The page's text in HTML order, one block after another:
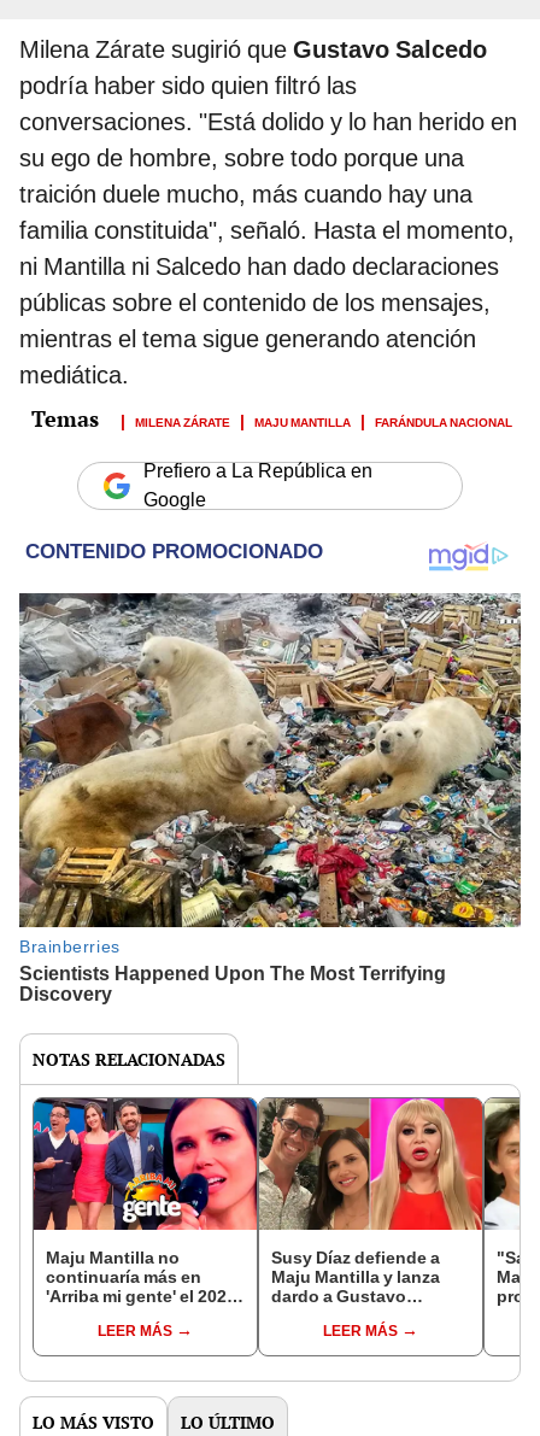
Milena Zárate sugirió que Gustavo Salcedo
podría haber sido quien filtró las
conversaciones. "Está dolido y lo han herido en
su ego de hombre, sobre todo porque una
traición duele mucho, más cuando hay una
familia constituida", señaló. Hasta el momento,
ni Mantilla ni Salcedo han dado declaraciones
públicas sobre el contenido de los mensajes,
mientras el tema sigue generando atención
mediática.
MILENA ZÁRATE MAJU MANTILLA FARÁNDULA NACIONAL
Prefiero a La República en
Google
NOTAS RELACIONADAS
Maju Mantilla no
continuaría más en
'Arriba mi gente' el 2026
posible infidelidad a
Gustavo Salcedo, revela
LEER MÁS
Susy Díaz defiende a
Maju Mantilla y lanza
dardo a Gustavo
esté en un sauna
'calatayú'"
LEER MÁS
de
LO MÁS VISTO LO ÚLTIMO